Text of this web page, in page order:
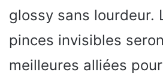
glossy sans lourdeur.
pinces invisibles
meilleures alliées